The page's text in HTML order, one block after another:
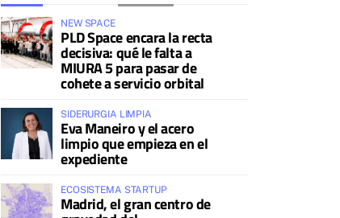
NEW SPACE
PLD Space encara la recta
decisiva: qué le falta a
MIURA 5 para pasar de
cohete a servicio orbital
SIDERURGIA LIMPIA
Eva Maneiro y el acero
limpio que empieza en el
expediente
ECOSISTEMA STARTUP
Madrid, el gran centro de